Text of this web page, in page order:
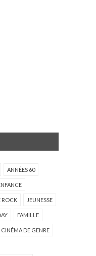
ANNÉES 60
ROCK JEUNESSE
FAMILLE
CINÉMA DE GENRE